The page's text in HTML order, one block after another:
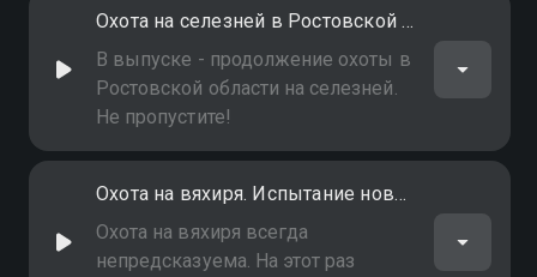
Охота на селезней в Ростовской области: Часть 2-я
В выпуске - продолжение охоты в
Ростовской области на селезней.
Не пропустите!
Охота на вяхиря. Испытание новой маскировки
Охота на вяхиря всегда
непредсказуема. На этот раз